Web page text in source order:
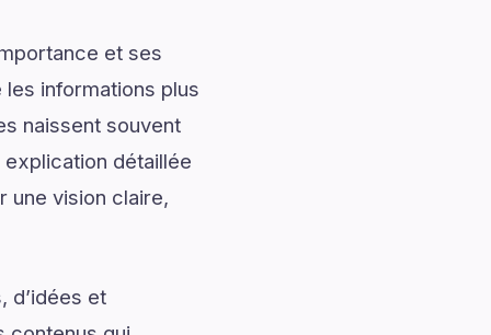
et ses
informations plus
naissent souvent
explication détaillée
une vision claire,
d’idées et